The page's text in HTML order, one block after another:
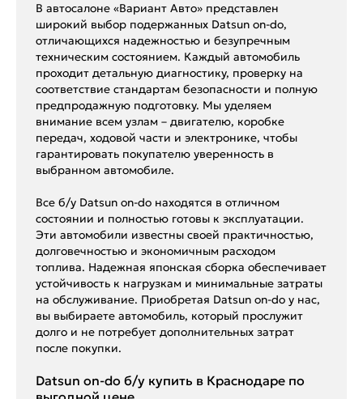
В автосалоне «Вариант Авто» представлен
широкий выбор подержанных Datsun on-do,
отличающихся надежностью и безупречным
техническим состоянием. Каждый автомобиль
проходит детальную диагностику, проверку на
соответствие стандартам безопасности и полную
предпродажную подготовку. Мы уделяем
внимание всем узлам – двигателю, коробке
передач, ходовой части и электронике, чтобы
гарантировать покупателю уверенность в
выбранном автомобиле.
Все б/у Datsun on-do находятся в отличном
состоянии и полностью готовы к эксплуатации.
Эти автомобили известны своей практичностью,
долговечностью и экономичным расходом
топлива. Надежная японская сборка обеспечивает
устойчивость к нагрузкам и минимальные затраты
на обслуживание. Приобретая Datsun on-do у нас,
вы выбираете автомобиль, который прослужит
долго и не потребует дополнительных затрат
после покупки.
Datsun on-do б/у купить в Краснодаре по